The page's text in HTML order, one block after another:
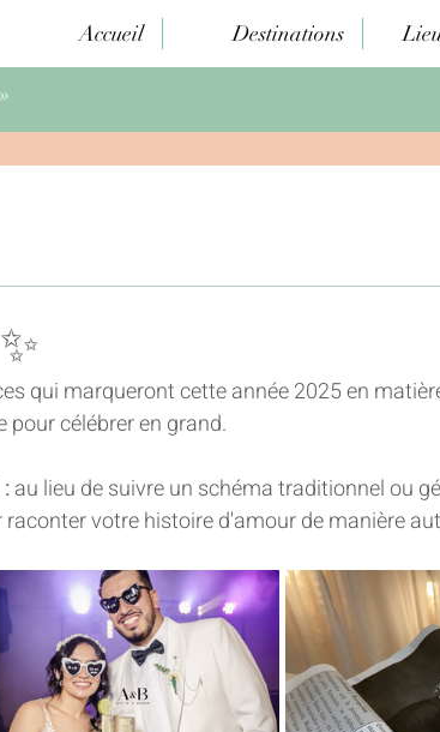
Accueil Destinations
qui marqueront cette année 2025 en
pour célébrer en grand.
au lieu de suivre un schéma traditionnel ou
votre histoire d'amour de manière